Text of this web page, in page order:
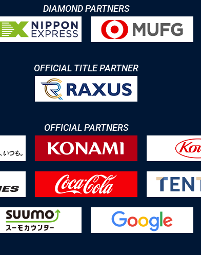
DIAMOND PARTNERS
OFFICIAL TITLE PARTNER
OFFICIAL PARTNERS